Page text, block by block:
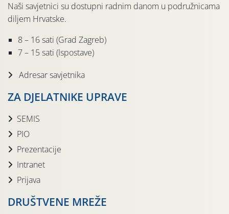
Naši savjetnici su dostupni radnim danom u podružnicama
diljem Hrvatske.
8 – 16 sati (Grad Zagreb)
7 – 15 sati (Ispostave)
Adresar savjetnika
ZA DJELATNIKE UPRAVE
SEMIS
PIO
Prezentacije
Intranet
Prijava
DRUŠTVENE MREŽE